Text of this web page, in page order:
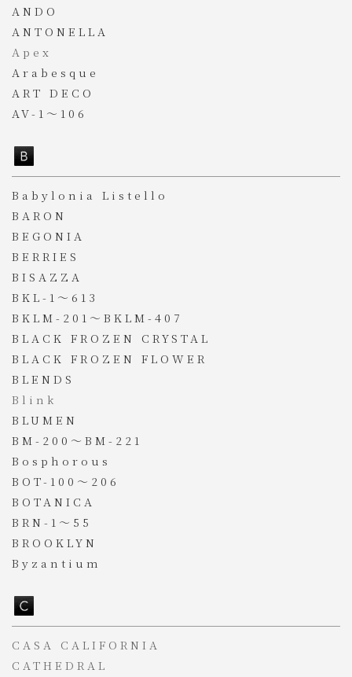
ANDO
ANTONELLA
Apex
Arabesque
ART DECO
AV-1～106
Babylonia Listello
BARON
BEGONIA
BERRIES
BISAZZA
BKL-1～613
BKLM-201～BKLM-407
BLACK FROZEN CRYSTAL
BLACK FROZEN FLOWER
BLENDS
Blink
BLUMEN
BM-200～BM-221
Bosphorous
BOT-100～206
BOTANICA
BRN-1～55
BROOKLYN
Byzantium
CASA CALIFORNIA
CATHEDRAL